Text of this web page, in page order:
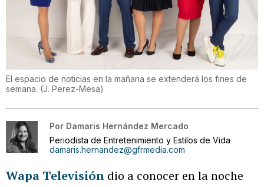
El espacio de noticias en la mañana se extenderá los fines de
semana. (J. Perez-Mesa)
Por Damaris Hernández Mercado
Periodista de Entretenimiento y Estilos de Vida
damaris.hernandez@gfrmedia.com
Wapa Televisión dio a conocer en la noche